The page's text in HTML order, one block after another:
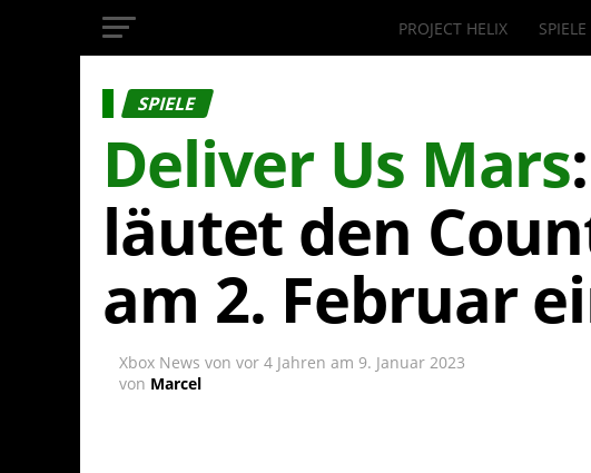
InsideXbox.de
PROJECT HELIX SPIELE
SPIELE
Deliver Us Mars
läutet den
am 2. Februar
Xbox News von vor 4 Jahren am 9. Januar 2023
von Marcel